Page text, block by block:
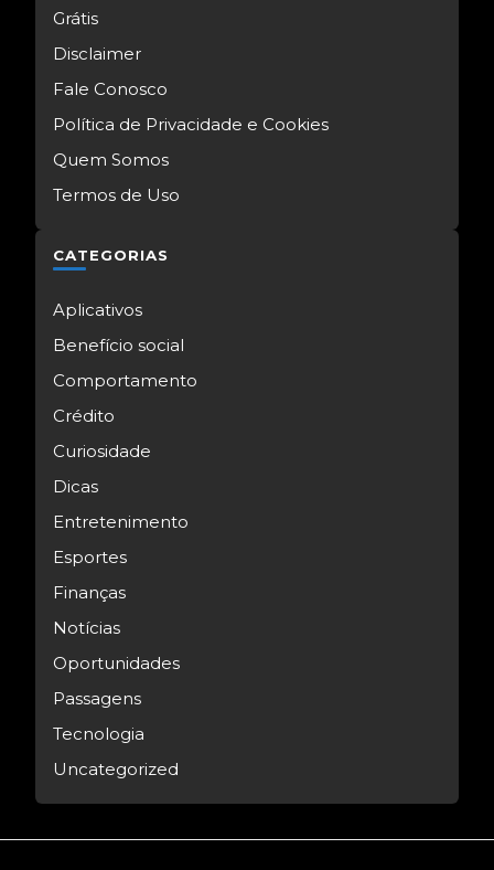
Grátis
Disclaimer
Fale Conosco
Política de Privacidade e Cookies
Quem Somos
Termos de Uso
CATEGORIAS
Aplicativos
Benefício social
Comportamento
Crédito
Curiosidade
Dicas
Entretenimento
Esportes
Finanças
Notícias
Oportunidades
Passagens
Tecnologia
Uncategorized